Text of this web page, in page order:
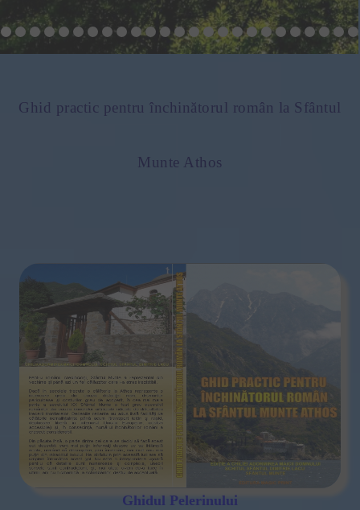
Ghid practic pentru închinătorul român la Sfântul
Munte Athos
Ghidul Pelerinului